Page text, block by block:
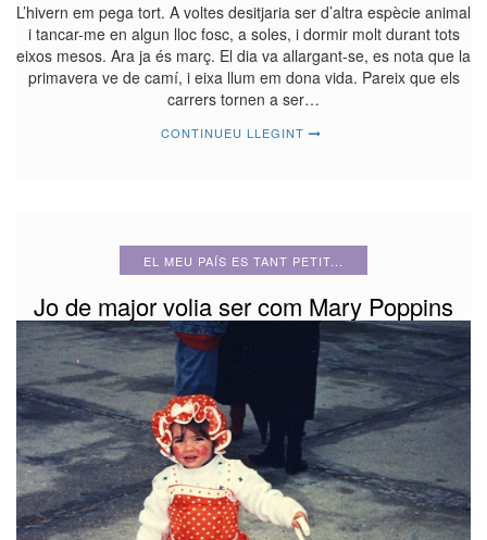
L’hivern em pega tort. A voltes desitjaria ser d’altra espècie animal
i tancar-me en algun lloc fosc, a soles, i dormir molt durant tots
eixos mesos. Ara ja és març. El dia va allargant-se, es nota que la
primavera ve de camí, i eixa llum em dona vida. Pareix que els
carrers tornen a ser…
CONTINUEU LLEGINT
EL MEU PAÍS ES TANT PETIT...
Jo de major volia ser com Mary Poppins